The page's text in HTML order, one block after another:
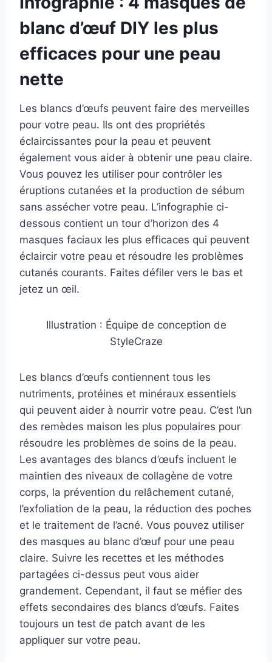
blanc d’œuf DIY les plus
efficaces pour une peau
nette
Les blancs d’œufs peuvent faire des merveilles
pour votre peau. Ils ont des propriétés
éclaircissantes pour la peau et peuvent
également vous aider à obtenir une peau claire.
Vous pouvez les utiliser pour contrôler les
éruptions cutanées et la production de sébum
sans assécher votre peau. L’infographie ci-
dessous contient un tour d’horizon des 4
masques faciaux les plus efficaces qui peuvent
éclaircir votre peau et résoudre les problèmes
cutanés courants. Faites défiler vers le bas et
jetez un œil.
Illustration : Équipe de conception de
StyleCraze
Les blancs d’œufs contiennent tous les
nutriments, protéines et minéraux essentiels
qui peuvent aider à nourrir votre peau. C’est l’un
des remèdes maison les plus populaires pour
résoudre les problèmes de soins de la peau.
Les avantages des blancs d’œufs incluent le
maintien des niveaux de collagène de votre
corps, la prévention du relâchement cutané,
l’exfoliation de la peau, la réduction des poches
et le traitement de l’acné. Vous pouvez utiliser
des masques au blanc d’œuf pour une peau
claire. Suivre les recettes et les méthodes
partagées ci-dessus peut vous aider
grandement. Cependant, il faut se méfier des
effets secondaires des blancs d’œufs. Faites
toujours un test de patch avant de les
appliquer sur votre peau.